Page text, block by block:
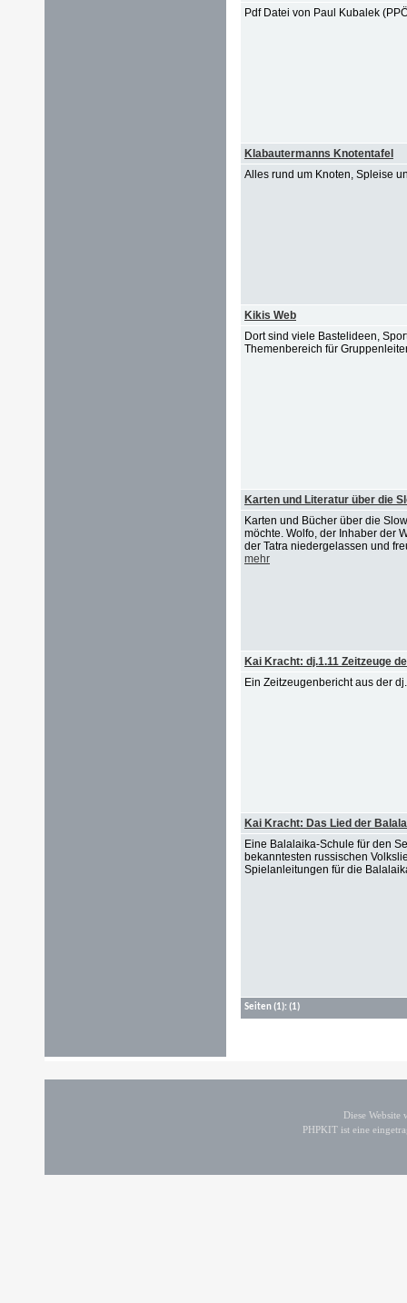
Pdf Datei von Paul Kubalek
Klabautermanns Knotentafel
Alles rund um Knoten, Spleise
Kikis Web
Dort sind viele Bastelideen,
Themenbereich für
Karten und Literatur über die
Karten und Bücher über die
möchte. Wolfo, der Inhaber der
der Tatra niedergelassen und
mehr
Kai Kracht: dj.1.11 Zeitzeuge
Ein Zeitzeugenbericht aus der
Kai Kracht: Das Lied der
Eine Balalaika-Schule für den
bekanntesten russischen
Spielanleitungen für die
Seiten(1): (1)
Diese
PHPKIT ist eine